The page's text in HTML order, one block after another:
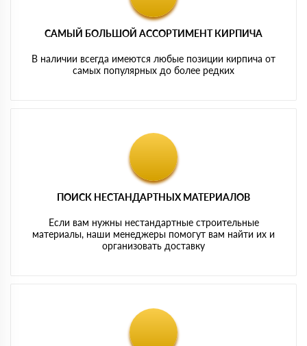
САМЫЙ БОЛЬШОЙ АССОРТИМЕНТ КИРПИЧА
В наличии всегда имеются любые позиции кирпича от
самых популярных до более редких
ПОИСК НЕСТАНДАРТНЫХ МАТЕРИАЛОВ
Если вам нужны нестандартные строительные
материалы, наши менеджеры помогут вам найти их и
организовать доставку